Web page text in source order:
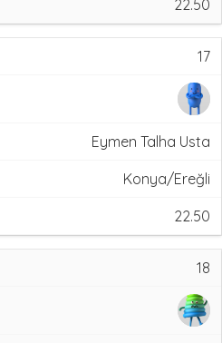
22.50
17
Eymen Talha Usta
Konya/Ereğli
22.50
18